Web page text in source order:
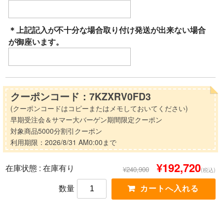
＊上記記入が不十分な場合取り付け発送が出来ない場合
が御座います。
クーポンコード：7KZXRV0FD3
(クーポンコードはコピーまたはメモしておいてください)
早期受注会＆サマー大バーゲン期間限定クーポン
対象商品5000分割引クーポン
利用期限：2026/8/31 AM0:00まで
在庫状態 :在庫有り ¥240,900 ¥192,720(税込)
数量